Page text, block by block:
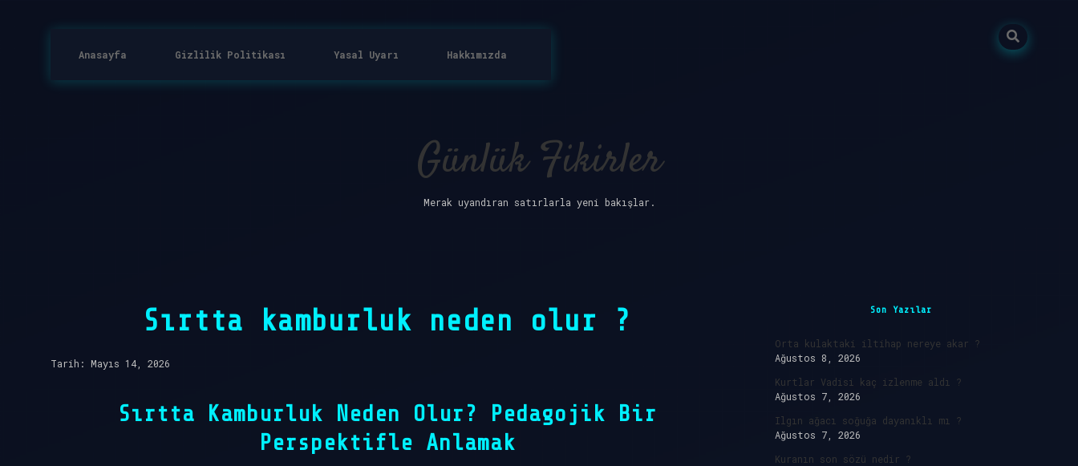
Anasayfa Gizlilik Politikası Yasal Uyarı Hakkımızda
Günlük Fikirler
Merak uyandıran satırlarla yeni bakışlar.
Sırtta kamburluk neden olur ?
Tarih: Mayıs 14, 2026
Sırtta Kamburluk Neden Olur? Pedagojik Bir
Perspektifle Anlamak
SidebarSon Yazılar
Orta kulaktaki iltihap nereye akar ?
Ağustos 8, 2026
Kurtlar Vadisi kaç izlenme aldı ?
Ağustos 7, 2026
Ilgın ağacı soğuğa dayanıklı mı ?
Ağustos 7, 2026
Kuranın son sözü nedir ?